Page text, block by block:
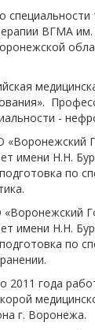
специальности
ВГМА им.
-
имени Н.Н.
по
имени Н.Н.
по
2011 года
г. Воронежа.